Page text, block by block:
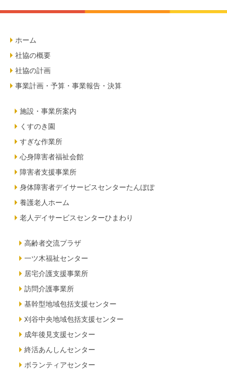
ホーム
社協の概要
社協の計画
事業計画・予算・事業報告・決算
施設・事業所案内
くすのき園
すぎな作業所
心身障害者福祉会館
障害者支援事業所
身体障害者デイサービスセンターたんぽぽ
養護老人ホーム
老人デイサービスセンターひまわり
高齢者交流プラザ
一ツ木福祉センター
居宅介護支援事業所
訪問介護事業所
基幹型地域包括支援センター
刈谷中央地域包括支援センター
成年後見支援センター
終活あんしんセンター
ボランティアセンター